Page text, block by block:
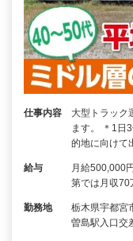
仕事内容
大型トラック
ます。 ＊1日
的地に向けて
給与
月給500,000
第では月収
勤務地
栃木県宇都宮
曽島駅入口交